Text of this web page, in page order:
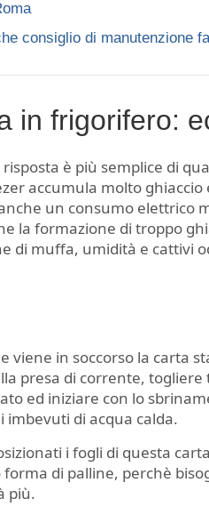
consiglio di manutenzione
in frigorifero:
è più semplice di
accumula molto
un consumo elettrico
la formazione di troppo
di muffa, umidità e cattivi
viene in soccorso la carta
presa di corrente,
ed iniziare con lo
di acqua calda.
i fogli di questa
di palline, perchè
più.